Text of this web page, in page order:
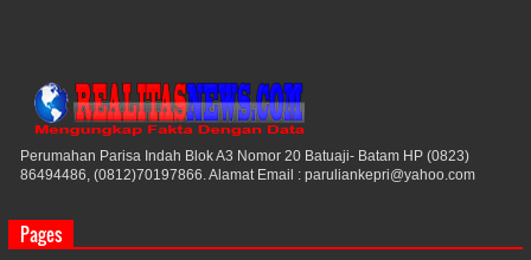
Perumahan Parisa Indah Blok A3 Nomor 20 Batuaji- Batam HP (0823)
86494486, (0812)70197866. Alamat Email : paruliankepri@yahoo.com
Pages